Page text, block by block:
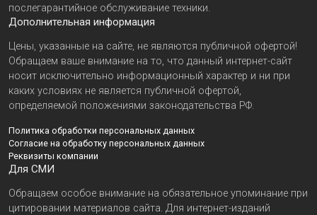
послегарантийное обслуживание техники.
Дополнительная информация
Цены, указанные на сайте, не являются публичной офертой!
Обращаем ваше внимание на то, что данный интернет-сайт
носит исключительно информационный характер и ни при
каких условиях не является публичной офертой,
определяемой положениями законодательства РФ.
Политика обработки персональных данных
Согласие на обработку персональных данных
Реквизиты компании
Для СМИ
Обращаем особое внимание на обязательное упоминание при
цитировании материалов сайта. Для интернет-изданий